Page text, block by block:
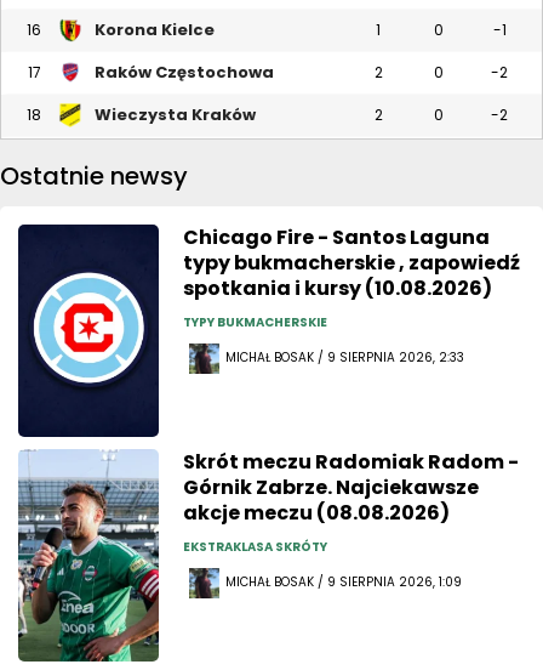
16 Korona Kielce 1 0 -1
17 Raków Częstochowa 2 0 -2
18 Wieczysta Kraków 2 0 -2
Ostatnie newsy
Chicago Fire - Santos Laguna
typy bukmacherskie , zapowiedź
spotkania i kursy (10.08.2026)
TYPY BUKMACHERSKIE
MICHAŁ BOSAK / 9 SIERPNIA 2026, 2:33
Skrót meczu Radomiak Radom -
Górnik Zabrze. Najciekawsze
akcje meczu (08.08.2026)
EKSTRAKLASA SKRÓTY
MICHAŁ BOSAK / 9 SIERPNIA 2026, 1:09